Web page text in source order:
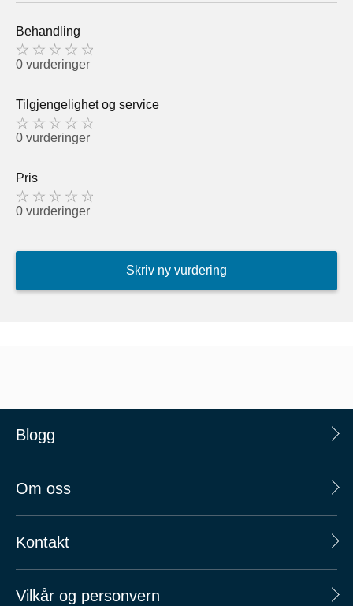
Behandling
0 vurderinger
Tilgjengelighet og service
0 vurderinger
Pris
0 vurderinger
Skriv ny vurdering
Blogg
Om oss
Kontakt
Vilkår og personvern